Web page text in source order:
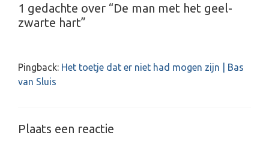
h
t
v
i
t
1 gedachte over “De man met het geel-
zwarte hart”
Pingback: Het toetje dat er niet had mogen zijn | Bas
van Sluis
Plaats een reactie